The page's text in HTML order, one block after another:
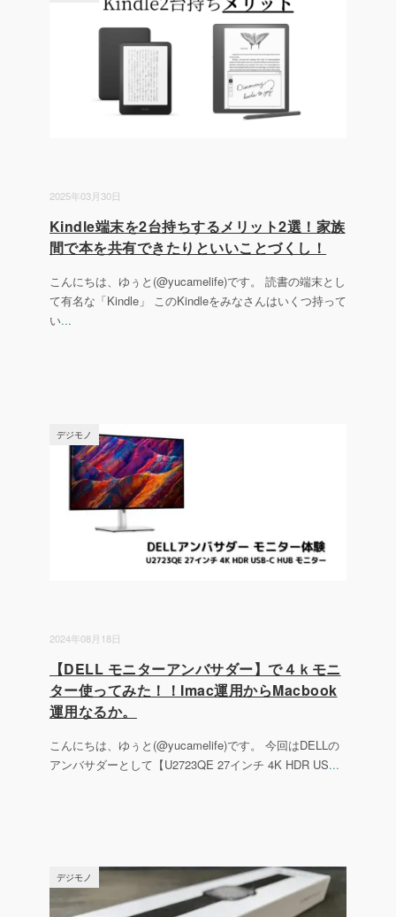
2025年03月30日
Kindle端末を2台持ちするメリット2選！家族
間で本を共有できたりといいことづくし！
こんにちは、ゆぅと(@yucamelife)です。 読書の端末とし
て有名な「Kindle」 このKindleをみなさんはいくつ持って
い...
2024年08月18日
デジモノ
【DELL モニターアンバサダー】で４ｋモニ
ター使ってみた！！Imac運用からMacbook
運用なるか。
こんにちは、ゆぅと(@yucamelife)です。 今回はDELLの
アンバサダーとして【U2723QE 27インチ 4K HDR US...
デジモノ